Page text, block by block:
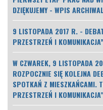
DZIĘKUJEMY - WPIS
9 LISTOPADA 2017 R. -
PRZESTRZEŃ I
W CZWAREK, 9 LISTOPADA
ROZPOCZNIE SIĘ KOLEJNA
SPOTKAŃ Z MIESZKAŃCAMI.
PRZESTRZEŃ I